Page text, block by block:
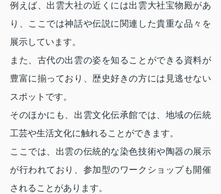
例えば、出雲大社の近くには出雲大社宝物殿があ
り、ここでは神話や伝説に関連した貴重な品々を
展示しています。
また、古代の出雲の姿を知ることができる資料が
豊富に揃っており、歴史好きの方には見逃せない
スポットです。
そのほかにも、出雲文化伝承館では、地域の伝統
工芸や生活文化に触れることができます。
ここでは、出雲の伝統的な染色技術や陶器の展示
が行われており、参加型のワークショップも開催
されることがあります。